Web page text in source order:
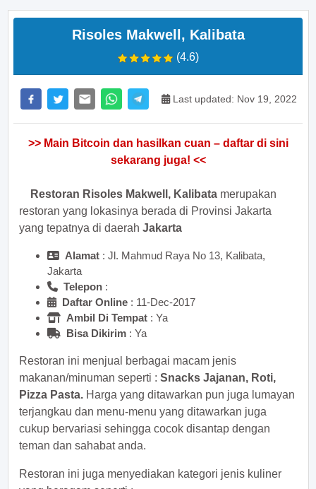
Risoles Makwell, Kalibata
(4.6)
Last updated: Nov 19, 2022
Restoran Risoles Makwell, Kalibata merupakan
restoran yang lokasinya berada di Provinsi Jakarta
yang tepatnya di daerah Jakarta
Alamat : Jl. Mahmud Raya No 13, Kalibata,
Jakarta
Telepon :
Daftar Online : 11-Dec-2017
Ambil Di Tempat : Ya
Bisa Dikirim : Ya
Restoran ini menjual berbagai macam jenis
makanan/minuman seperti : Snacks Jajanan, Roti,
Pizza Pasta. Harga yang ditawarkan pun juga lumayan
terjangkau dan menu-menu yang ditawarkan juga
cukup bervariasi sehingga cocok disantap dengan
teman dan sahabat anda.
Restoran ini juga menyediakan kategori jenis kuliner